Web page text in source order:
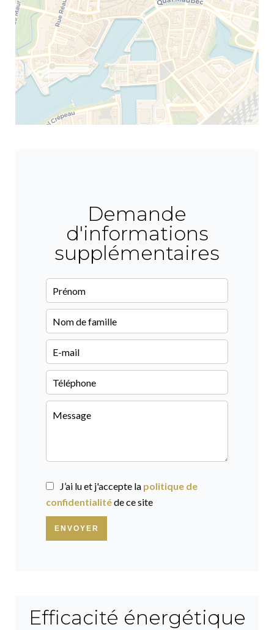
Demande
d'informations
supplémentaires
J’ai lu et j'accepte la politique de
confidentialitéde ce site
ENVOYER
Efficacité énergétique